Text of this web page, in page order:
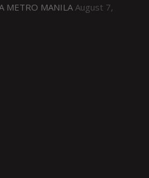
METRO MANILA August 7,